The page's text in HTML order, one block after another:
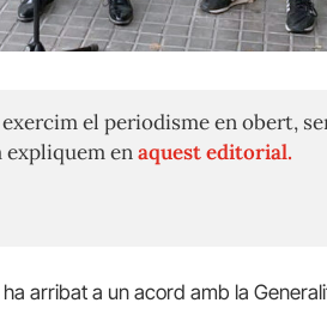
el periodisme en obert,
expliquem enaquest editorial.
ha arribat a un acord amb la